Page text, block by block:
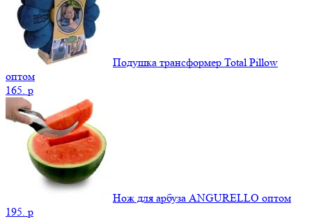
Подушка трансформер Total Pillow
оптом
165. p
Нож для арбуза ANGURELLO оптом
195. p